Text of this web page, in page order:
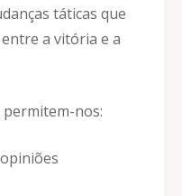
táticas que
a vitória e a
permitem-nos: